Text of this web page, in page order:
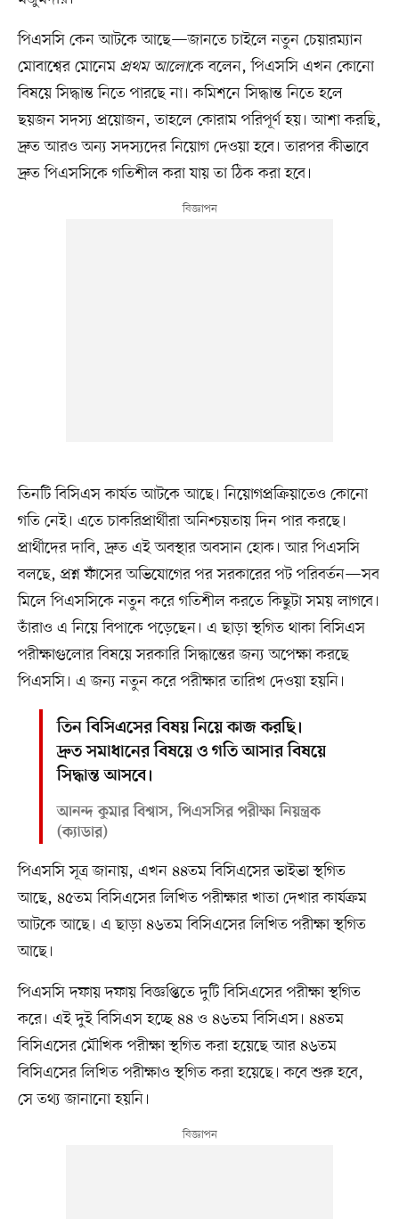
পিএসসি কেন আটকে আছে—জানতে চাইলে নতুন চেয়ারম্যান
মোবাশ্বের মোনেম প্রথম আলোকে বলেন, পিএসসি এখন কোনো
বিষয়ে সিদ্ধান্ত নিতে পারছে না। কমিশনে সিদ্ধান্ত নিতে হলে
ছয়জন সদস্য প্রয়োজন, তাহলে কোরাম পরিপূর্ণ হয়। আশা করছি,
দ্রুত আরও অন্য সদস্যদের নিয়োগ দেওয়া হবে। তারপর কীভাবে
দ্রুত পিএসসিকে গতিশীল করা যায় তা ঠিক করা হবে।
তিনটি বিসিএস কার্যত আটকে আছে। নিয়োগপ্রক্রিয়াতেও কোনো
গতি নেই। এতে চাকরিপ্রার্থীরা অনিশ্চয়তায় দিন পার করছে।
প্রার্থীদের দাবি, দ্রুত এই অবস্থার অবসান হোক। আর পিএসসি
বলছে, প্রশ্ন ফাঁসের অভিযোগের পর সরকারের পট পরিবর্তন—সব
মিলে পিএসসিকে নতুন করে গতিশীল করতে কিছুটা সময় লাগবে।
তাঁরাও এ নিয়ে বিপাকে পড়েছেন। এ ছাড়া স্থগিত থাকা বিসিএস
পরীক্ষাগুলোর বিষয়ে সরকারি সিদ্ধান্তের জন্য অপেক্ষা করছে
পিএসসি। এ জন্য নতুন করে পরীক্ষার তারিখ দেওয়া হয়নি।
তিন বিসিএসের বিষয় নিয়ে কাজ করছি।
দ্রুত সমাধানের বিষয়ে ও গতি আসার বিষয়ে
সিদ্ধান্ত আসবে।
আনন্দ কুমার বিশ্বাস, পিএসসির পরীক্ষা নিয়ন্ত্রক
(ক্যাডার)
পিএসসি সূত্র জানায়, এখন ৪৪তম বিসিএসের ভাইভা স্থগিত
আছে, ৪৫তম বিসিএসের লিখিত পরীক্ষার খাতা দেখার কার্যক্রম
আটকে আছে। এ ছাড়া ৪৬তম বিসিএসের লিখিত পরীক্ষা স্থগিত
আছে।
পিএসসি দফায় দফায় বিজ্ঞপ্তিতে দুটি বিসিএসের পরীক্ষা স্থগিত
করে। এই দুই বিসিএস হচ্ছে ৪৪ ও ৪৬তম বিসিএস। ৪৪তম
বিসিএসের মৌখিক পরীক্ষা স্থগিত করা হয়েছে আর ৪৬তম
বিসিএসের লিখিত পরীক্ষাও স্থগিত করা হয়েছে। কবে শুরু হবে,
সে তথ্য জানানো হয়নি।